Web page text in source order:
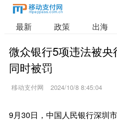
最新 政策 出海
微众银行5项违法被央
同时被罚
移动支付网 2024/10/8 8:45:04
9月30日，中国人民银行深圳